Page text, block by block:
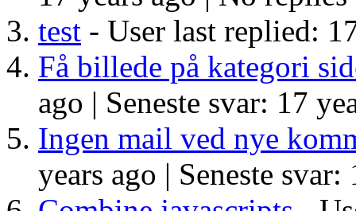
test - User last replied:
Få billede på kategori
ago | Seneste svar: 17
Ingen mail ved nye
years ago | Seneste svar: